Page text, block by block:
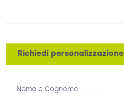
Richiedi personalizzazione
Personalizzazione